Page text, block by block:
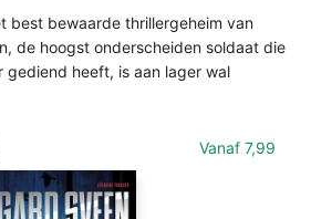
best bewaarde thrillergeheim van
de hoogst onderscheiden soldaat die
gediend heeft, is aan lager wal
Vanaf 7,99